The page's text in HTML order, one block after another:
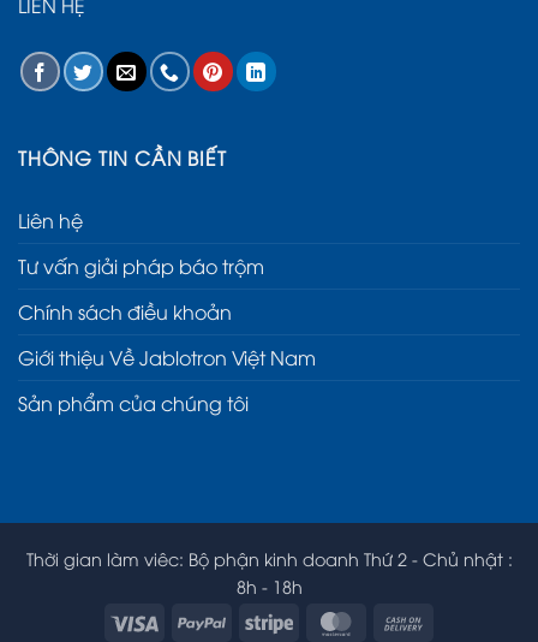
THÔNG TIN CẦN BIẾT
Liên hệ
Tư vấn giải pháp báo trộm
Chính sách điều khoản
Giới thiệu Về Jablotron Việt Nam
Sản phẩm của chúng tôi
Thời gian làm viêc: Bộ phận kinh doanh Thứ 2 - Chủ nhật :
8h - 18h
Visa
PayPal Stripe MasterCard